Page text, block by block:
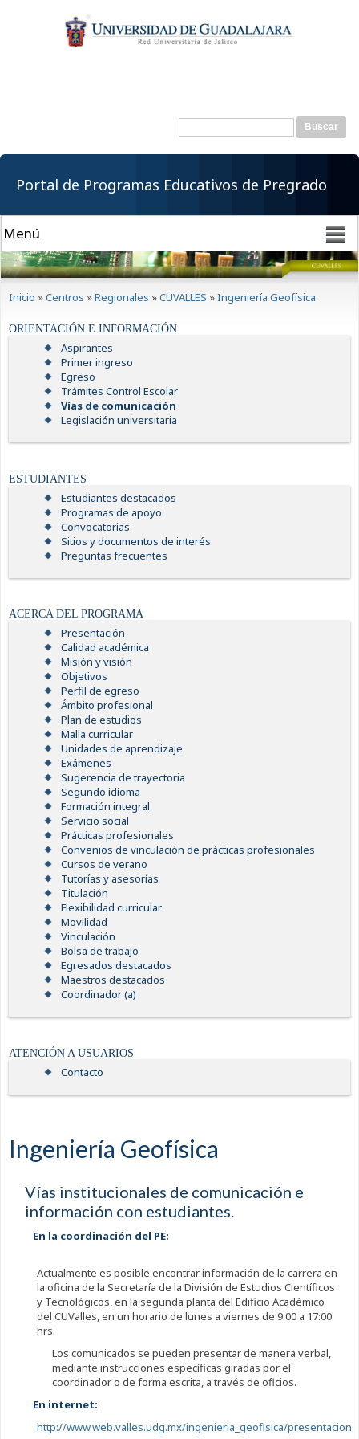
contenido
principal
Formulario de
Buscar
Portal de Programas Educativos de Pregrado
Inicio »Centros »Regionales »CUVALLES »Ingeniería Geofísica
ORIENTACIÓN E INFORMACIÓN
Aspirantes
Primer ingreso
Egreso
Trámites Control Escolar
Vías de comunicación
Legislación universitaria
ESTUDIANTES
Estudiantes destacados
Programas de apoyo
Convocatorias
Sitios y documentos de interés
Preguntas frecuentes
ACERCA DEL PROGRAMA
Presentación
Calidad académica
Misión y visión
Objetivos
Perfil de egreso
Ámbito profesional
Plan de estudios
Malla curricular
Unidades de aprendizaje
Exámenes
Sugerencia de trayectoria
Segundo idioma
Formación integral
Servicio social
Prácticas profesionales
Convenios de vinculación de prácticas profesionales
Cursos de verano
Tutorías y asesorías
Titulación
Flexibilidad curricular
Movilidad
Vinculación
Bolsa de trabajo
Egresados destacados
Maestros destacados
Coordinador (a)
ATENCIÓN A USUARIOS
Contacto
Ingeniería Geofísica
Vías institucionales de comunicación e
información con estudiantes.
En la coordinación del PE:
Actualmente es posible encontrar información de la carrera en
la oficina de la Secretaría de la División de Estudios Científicos
y Tecnológicos, en la segunda planta del Edificio Académico
del CUValles, en un horario de lunes a viernes de 9:00 a 17:00
hrs.
Los comunicados se pueden presentar de manera verbal,
mediante instrucciones específicas giradas por el
coordinador o de forma escrita, a través de oficios.
En internet:
http://www.web.valles.udg.mx/ingenieria_geofisica/presentacion